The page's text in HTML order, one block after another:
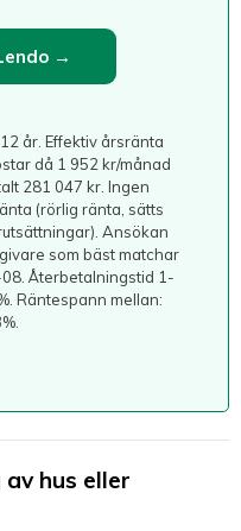
→
år. Effektiv årsränta
då 1 952 kr/månad
281 047 kr. Ingen
(rörlig ränta, sätts
Ansökan
som bäst matchar
Återbetalningstid 1-
Räntespann mellan:
hus eller